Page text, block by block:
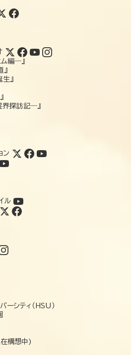
編―』
』
界探訪記―』
ン
ル
ーシティ（HSU）
構想中)